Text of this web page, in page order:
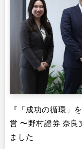
『「成功の循環」
営 〜野村證券 奈良
ました